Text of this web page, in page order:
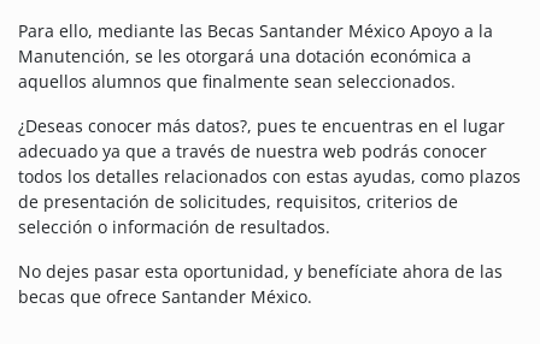
Para ello, mediante las Becas Santander México Apoyo a la
Manutención, se les otorgará una dotación económica a
aquellos alumnos que finalmente sean seleccionados.
¿Deseas conocer más datos?, pues te encuentras en el lugar
adecuado ya que a través de nuestra web podrás conocer
todos los detalles relacionados con estas ayudas, como plazos
de presentación de solicitudes, requisitos, criterios de
selección o información de resultados.
No dejes pasar esta oportunidad, y benefíciate ahora de las
becas que ofrece Santander México.